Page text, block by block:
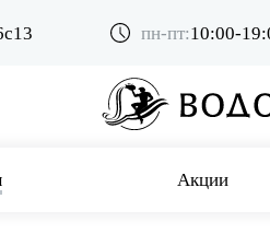
пн-пт:10:00-
Акции